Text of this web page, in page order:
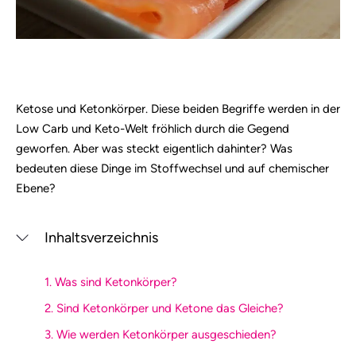
Ketose und Ketonkörper. Diese beiden Begriffe werden in der
Low Carb und Keto-Welt fröhlich durch die Gegend
geworfen. Aber was steckt eigentlich dahinter? Was
bedeuten diese Dinge im Stoffwechsel und auf chemischer
Ebene?
Inhaltsverzeichnis
1. Was sind Ketonkörper?
2. Sind Ketonkörper und Ketone das Gleiche?
3. Wie werden Ketonkörper ausgeschieden?